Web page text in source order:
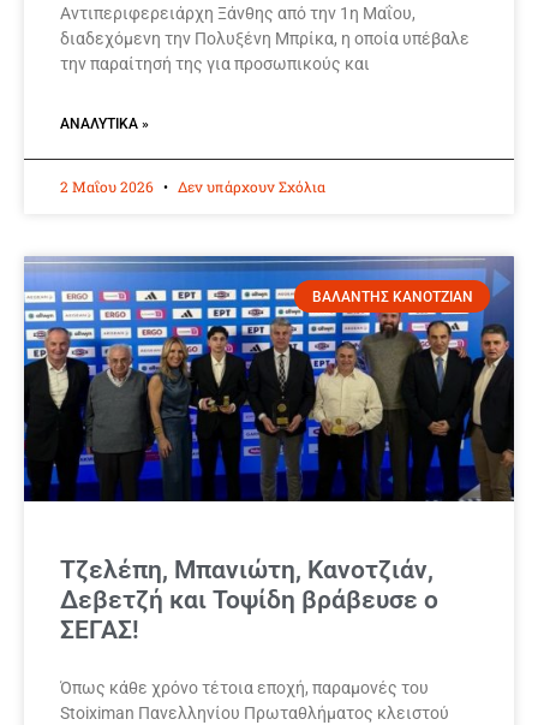
Αντιπεριφερειάρχη Ξάνθης από την 1η Μαΐου,
διαδεχόμενη την Πολυξένη Μπρίκα, η οποία υπέβαλε
την παραίτησή της για προσωπικούς και
ΑΝΑΛΥΤΙΚΆ »
2 Μαΐου 2026 Δεν υπάρχουν Σχόλια
ΒΑΛΑΝΤΗΣ ΚΑΝΟΤΖΙΑΝ
Τζελέπη, Μπανιώτη, Κανοτζιάν,
Δεβετζή και Τοψίδη βράβευσε ο
ΣΕΓΑΣ!
Όπως κάθε χρόνο τέτοια εποχή, παραμονές του
Stoiximan Πανελληνίου Πρωταθλήματος κλειστού